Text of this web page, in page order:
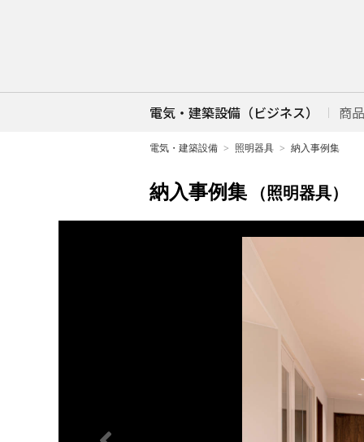
電気・建築設備（ビジネス） 商
電気・建築設備 照明器具 納入事例集
納入事例集 （照明器具）